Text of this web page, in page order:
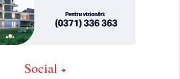
Social